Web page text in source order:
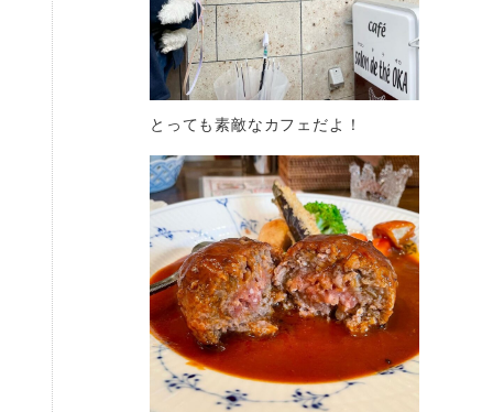
とっても素敵なカフェだよ！